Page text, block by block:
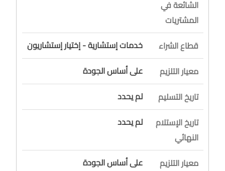
الشائعة في
المشتريات
قطاع الشراء
خدمات إستشارية - إختيار إستشاريون
معيار التلزيم
على أساس الجودة
تاريخ التسليم
لم يحدد
تاريخ الإستلام
النهائي
لم يحدد
معيار التلزيم على أساس الجودة